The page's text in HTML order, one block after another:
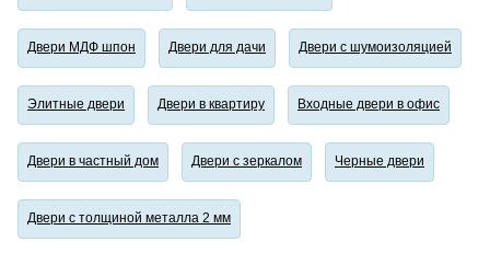
Двери МДФ шпон Двери для дачи Двери с шумоизоляцией
Элитные двери Двери в квартиру Входные двери в офис
Двери в частный дом Двери с зеркалом Черные двери
Двери с толщиной металла 2 мм